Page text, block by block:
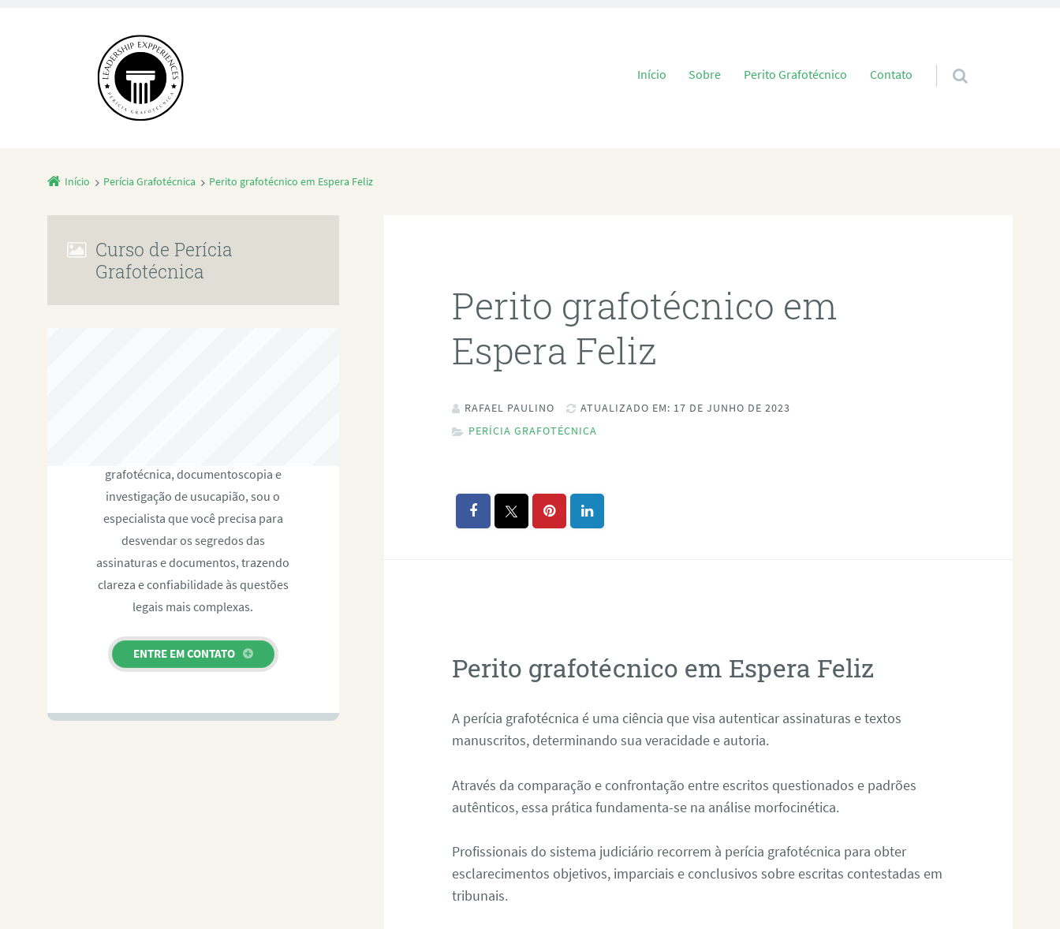
Pular para o conteúdo
Início Sobre Perito Grafotécnico Contato
Início Perícia Grafotécnica Perito grafotécnico em Espera Feliz
Perito grafotécnico em
Espera Feliz
RAFAEL PAULINO
ATUALIZADO EM: 17 DE JUNHO DE 2023
PERÍCIA GRAFOTÉCNICA
Perito grafotécnico em Espera Feliz
A perícia grafotécnica é uma ciência que visa autenticar assinaturas e textos
manuscritos, determinando sua veracidade e autoria.
Através da comparação e confrontação entre escritos questionados e padrões
autênticos, essa prática fundamenta-se na análise morfocinética.
Profissionais do sistema judiciário recorrem à perícia grafotécnica para obter
esclarecimentos objetivos, imparciais e conclusivos sobre escritas contestadas em
tribunais.
Curso de Perícia
Grafotécnica
grafotécnica, documentoscopia e
investigação de usucapião, sou o
especialista que você precisa para
desvendar os segredos das
assinaturas e documentos, trazendo
clareza e confiabilidade às questões
legais mais complexas.
ENTRE EM CONTATO